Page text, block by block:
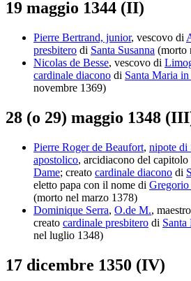
19 maggio 1344 (II)
Pierre Bertrand, junior, vescovo di
presbitero di Santa Susanna (morto
Nicolas de Besse, vescovo di
cardinale diacono di Santa Maria
novembre 1369)
28 (o 29) maggio 1348
Pierre Roger de Beaufort, nipote di
apostolico, arcidiacono del capitolo
Dame; creato cardinale diacono di
eletto papa con il nome di
(morto nel marzo 1378)
Dominique Serra, O.de M.,
creato cardinale presbitero di Santa
nel luglio 1348)
17 dicembre 1350 (IV)